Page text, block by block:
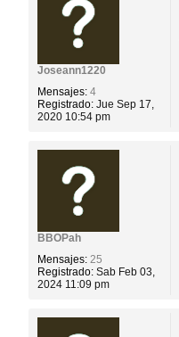
Joseann1220
Mensajes: 4
Registrado: Jue Sep 17,
2020 10:54 pm
BBOPah
Mensajes: 25
Registrado: Sab Feb 03,
2024 11:09 pm